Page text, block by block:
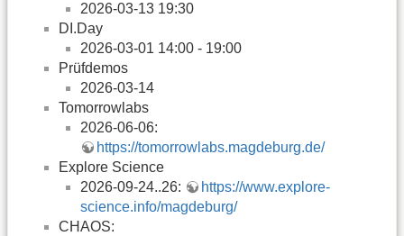
2026-03-13 19:30
DI.Day
2026-03-01 14:00 - 19:00
Prüfdemos
2026-03-14
Tomorrowlabs
2026-06-06:
https://tomorrowlabs.magdeburg.de/
Explore Science
2026-09-24..26:
https://www.explore-
science.info/magdeburg/
CHAOS: